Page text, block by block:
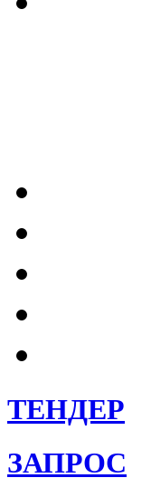
ТЕНДЕР
ЗАПРОС